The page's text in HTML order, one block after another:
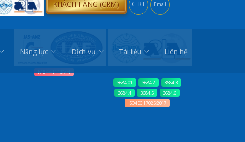
KHÁCH HÀNG (CRM) CERT Email
Năng lực Dịch vụ Tài liệu Liên hệ
M5441113VH
3684.01 3684.2
3684.3
3684.4
3684.5
3684.6
ISO/IEC 17025:2017